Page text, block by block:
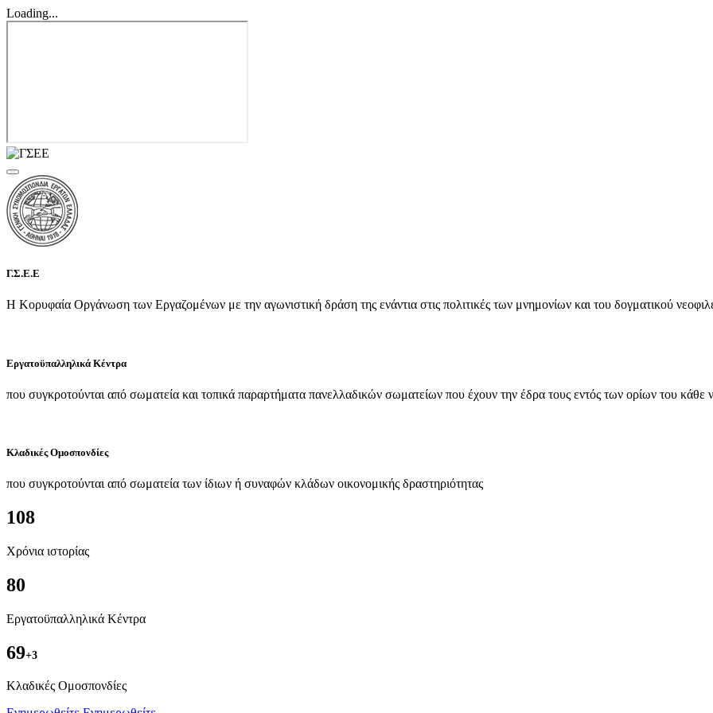
Loading...
Γ.Σ.Ε.Ε
Η Κορυφαία Οργάνωση των Εργαζομένων με την αγωνιστική δράση της ενάντια στις πολιτικές των μνημονίων και του δογματικού
Εργατοϋπαλληλικά Κέντρα
που συγκροτούνται από σωματεία και τοπικά παραρτήματα πανελλαδικών σωματείων που έχουν την έδρα τους εντός των ορίων του κάθε
Κλαδικές Ομοσπονδίες
που συγκροτούνται από σωματεία των ίδιων ή συναφών κλάδων οικονομικής δραστηριότητας
108
Χρόνια ιστορίας
80
Εργατοϋπαλληλικά Κέντρα
69+3
Kλαδικές Ομοσπονδίες